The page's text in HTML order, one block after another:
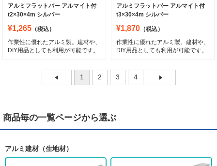
アルミフラットバー アルマイト付
t2×30×4m シルバー
¥1,265 （税込）
作業性に優れたアルミ製。建材や、
DIY用品としても利用が可能です。
アルミフラットバー アルマイト付
t3×30×4m シルバー
¥1,870 （税込）
作業性に優れたアルミ製。建材や、
DIY用品としても利用が可能です。
1 2 3 4
商品毎の一覧ページから選ぶ
アルミ建材（生地材）